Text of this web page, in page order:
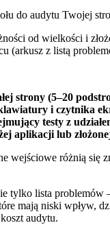
do audytu Twojej
od wielkości i
(arkusz z listą
strony (5–20
i czytnika
testy z
aplikacji lub
wejściowe różnią
tylko lista
mają niski wpływ,
audytu.